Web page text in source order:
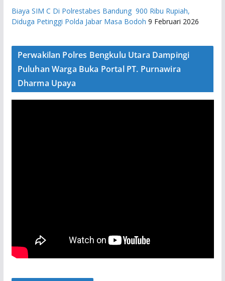
Biaya SIM C Di Polrestabes Bandung 900 Ribu Rupiah,
Diduga Petinggi Polda Jabar Masa Bodoh 9 Februari 2026
Perwakilan Polres Bengkulu Utara Dampingi
Puluhan Warga Buka Portal PT. Purnawira
Dharma Upaya